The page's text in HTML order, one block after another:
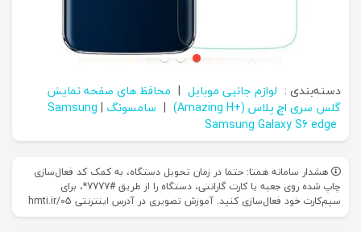
دسته‌بندی : لوازم جانبی موبایل | محافظ های صفحه نمایش
گلس سری اچ پلاس (+Amazing H)
| سامسونگ Samsung |
Samsung Galaxy S6 edge
هشدار سامانه همتا: حتما در زمان تحویل دستگاه، به کمک کد فعال‌سازی
چاپ شده روی جعبه یا کارت گارانتی، دستگاه را از طریق #7777*، برای
سیم‌کارت خود فعال‌سازی کنید. آموزش تصویری در آدرس اینترنتی hmti.ir/05